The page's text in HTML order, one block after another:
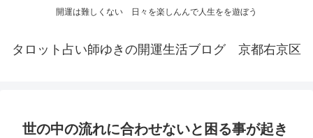
開運は難しくない 日々を楽しんんで人生をを遊ぼう
タロット占い師ゆきの開運生活ブログ 京都右京区
世の中の流れに合わせないと困る事が起き